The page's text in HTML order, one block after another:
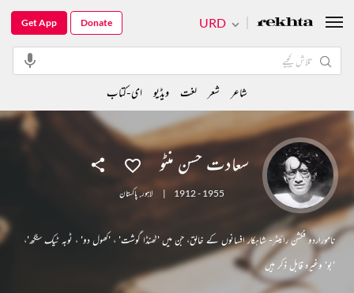
سعادت حسن منٹو
1912 - 1955
| لاہور, پاکستان
ناموراردو فکشن رائیٹر- شاہکار افسانوں کے خالق، جن میں 'ٹھنڈا گوشت' ، 'کھول دو' ، ٹوبہ ٹیک سنگھ'،
'بو' وغیرہ قابل ذکر ہیں
URD
Get App Donate
شاعر شعر لغت ویڈیو ای-کتاب